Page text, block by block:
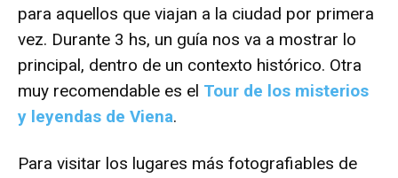
para aquellos que viajan a la ciudad por primera
vez. Durante 3 hs, un guía nos va a mostrar lo
principal, dentro de un contexto histórico. Otra
muy recomendable es el Tour de los misterios
y leyendas de Viena.
Para visitar los lugares más fotografiables de